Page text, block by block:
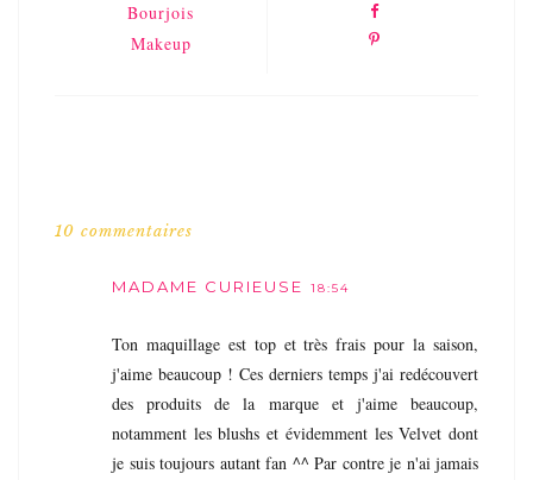
Bourjois
Makeup
10 commentaires
MADAME CURIEUSE 18:54
Ton maquillage est top et très frais pour la saison,
j'aime beaucoup ! Ces derniers temps j'ai redécouvert
des produits de la marque et j'aime beaucoup,
notamment les blushs et évidemment les Velvet dont
je suis toujours autant fan ^^ Par contre je n'ai jamais